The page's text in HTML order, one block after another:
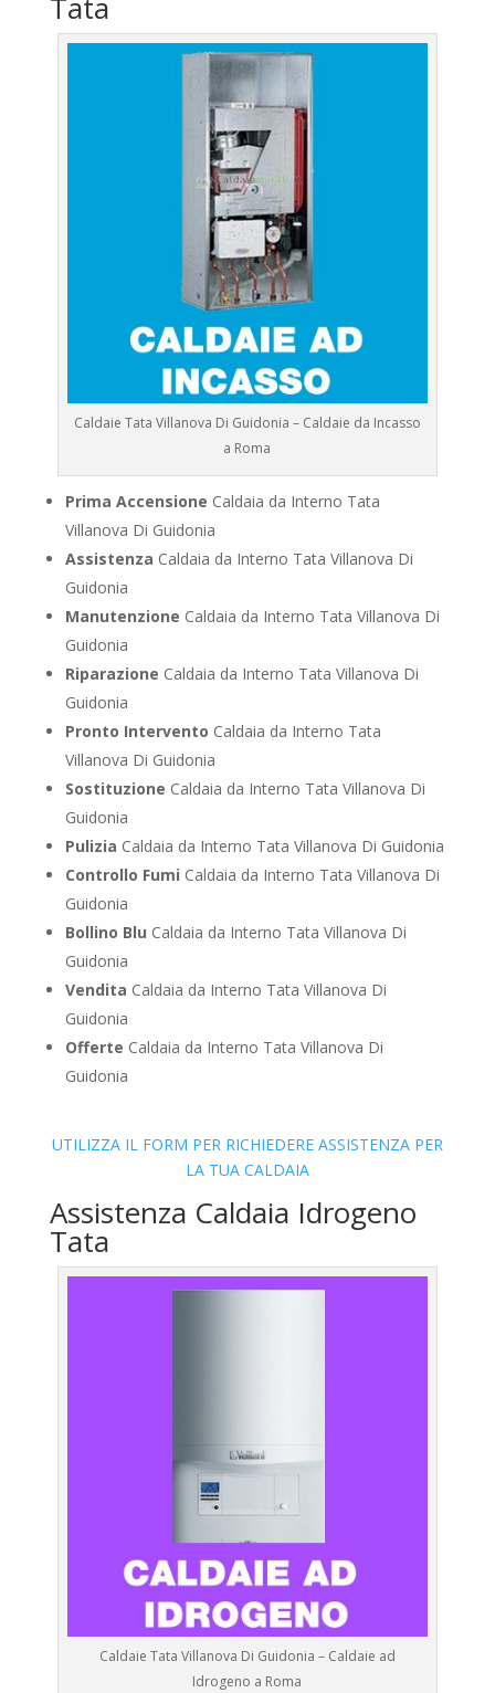
Tata
Caldaie Tata Villanova Di Guidonia – Caldaie da Incasso
a Roma
Prima Accensione Caldaia da Interno Tata
Villanova Di Guidonia
Assistenza Caldaia da Interno Tata Villanova Di
Guidonia
Manutenzione Caldaia da Interno Tata Villanova Di
Guidonia
Riparazione Caldaia da Interno Tata Villanova Di
Guidonia
Pronto Intervento Caldaia da Interno Tata
Villanova Di Guidonia
Sostituzione Caldaia da Interno Tata Villanova Di
Guidonia
Pulizia Caldaia da Interno Tata Villanova Di Guidonia
Controllo Fumi Caldaia da Interno Tata Villanova Di
Guidonia
Bollino Blu Caldaia da Interno Tata Villanova Di
Guidonia
Vendita Caldaia da Interno Tata Villanova Di
Guidonia
Offerte Caldaia da Interno Tata Villanova Di
Guidonia
UTILIZZA IL FORM PER RICHIEDERE ASSISTENZA PER
LA TUA CALDAIA
Assistenza Caldaia Idrogeno
Tata
Caldaie Tata Villanova Di Guidonia – Caldaie ad
Idrogeno a Roma